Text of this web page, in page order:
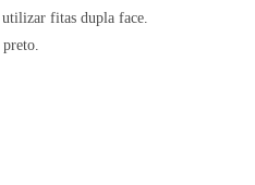
fitas dupla face.